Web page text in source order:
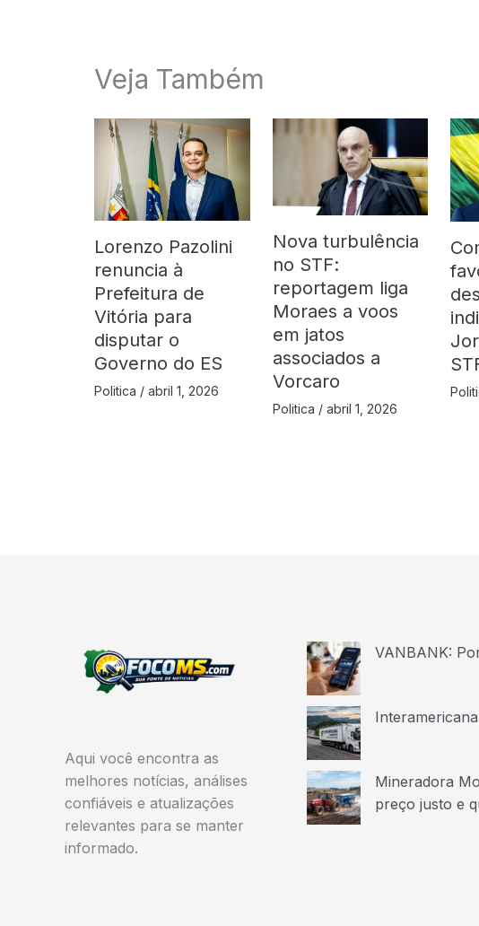
Veja Também
Lorenzo Pazolini
renuncia à
Prefeitura de
Vitória para
disputar o
Governo do ES
Politica / abril 1, 2026
Nova turbulência
no STF:
reportagem liga
Moraes a voos
em jatos
associados a
Vorcaro
Politica / abril 1, 2026
Aqui você encontra as
melhores notícias, análises
confiáveis e atualizações
relevantes para se manter
informado.
VANBANK:
Mineradora
preço justo e